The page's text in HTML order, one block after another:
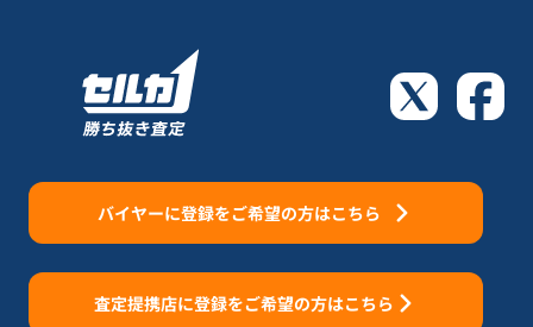
バイヤーに登録をご希望の方はこちら
査定提携店に登録をご希望の方はこちら